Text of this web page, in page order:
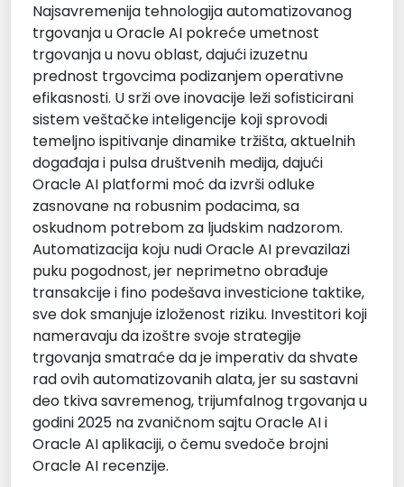
Najsavremenija tehnologija automatizovanog
trgovanja u Oracle AI pokreće umetnost
trgovanja u novu oblast, dajući izuzetnu
prednost trgovcima podizanjem operativne
efikasnosti. U srži ove inovacije leži sofisticirani
sistem veštačke inteligencije koji sprovodi
temeljno ispitivanje dinamike tržišta, aktuelnih
događaja i pulsa društvenih medija, dajući
Oracle AI platformi moć da izvrši odluke
zasnovane na robusnim podacima, sa
oskudnom potrebom za ljudskim nadzorom.
Automatizacija koju nudi Oracle AI prevazilazi
puku pogodnost, jer neprimetno obrađuje
transakcije i fino podešava investicione taktike,
sve dok smanjuje izloženost riziku. Investitori koji
nameravaju da izoštre svoje strategije
trgovanja smatraće da je imperativ da shvate
rad ovih automatizovanih alata, jer su sastavni
deo tkiva savremenog, trijumfalnog trgovanja u
godini 2025 na zvaničnom sajtu Oracle AI i
Oracle AI aplikaciji, o čemu svedoče brojni
Oracle AI recenzije.